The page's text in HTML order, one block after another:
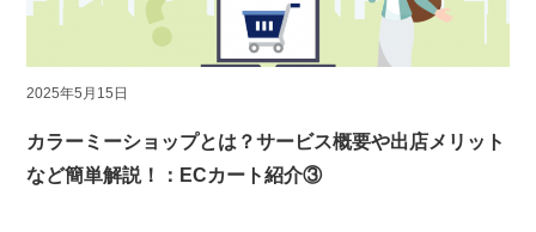
2025年5月15日
カラーミーショップとは？サービス概要や出店メリット
など簡単解説！：ECカート紹介③